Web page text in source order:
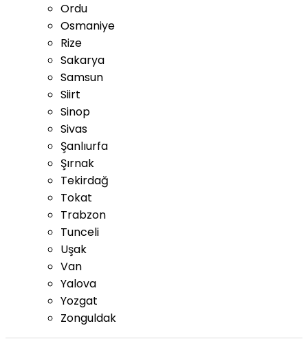
Ordu
Osmaniye
Rize
Sakarya
Samsun
Siirt
Sinop
Sivas
Şanlıurfa
Şırnak
Tekirdağ
Tokat
Trabzon
Tunceli
Uşak
Van
Yalova
Yozgat
Zonguldak